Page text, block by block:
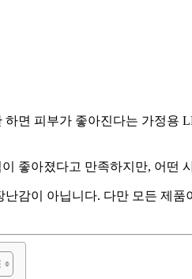
면 피부가 좋아진다는 가정용
좋아졌다고 만족하지만, 어떤
감이 아닙니다. 다만 모든 제